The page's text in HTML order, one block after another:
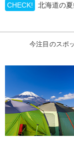
CHECK! 北海道の
今注目のスポ